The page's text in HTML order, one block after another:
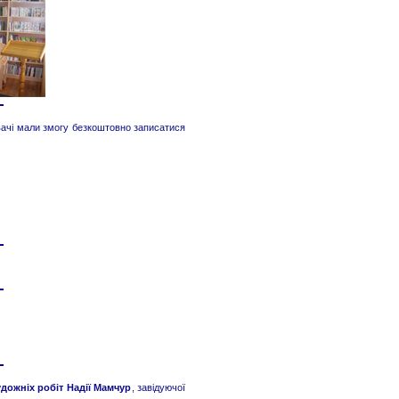
мали змогу безкоштовно записатися
робіт Надії Мамчур , завідуючої